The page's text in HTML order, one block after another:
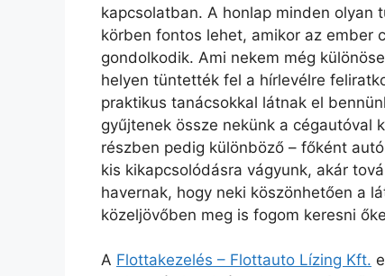
kapcsolatban. A honlap minden olyan
körben fontos lehet, amikor az ember
gondolkodik. Ami nekem még
helyen tüntették fel a hírlevélre
praktikus tanácsokkal látnak el
gyűjtenek össze nekünk a cégautóval
részben pedig különböző – főként
kis kikapcsolódásra vágyunk, akár
havernak, hogy neki köszönhetően a
közeljövőben meg is fogom keresni
A Flottakezelés – Flottauto Lízing Kft.